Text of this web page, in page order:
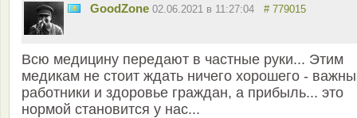
GoodZone 02.06.2021 в 11:27:04 # 779015
Всю медицину передают в частные руки... Этим
медикам не стоит ждать ничего хорошего -
работники и здоровье граждан, а прибыль... это
нормой становится у нас...